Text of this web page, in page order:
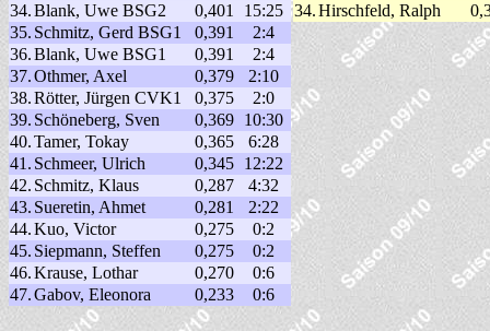
34.Blank, Uwe BSG2 0,401 15:25 34.Hirschfeld, Ralph
35. Schmitz, Gerd BSG1 0,391
2:4
36.Blank, Uwe BSG1 0,391
2:4
37.Othmer, Axel 0,379
2:10
38.Rötter, Jürgen CVK1 0,375
2:0
39. Schöneberg, Sven 0,369 10:30
40.Tamer, Tokay 0,365
6:28
41. Schmeer, Ulrich 0,345 12:22
42. Schmitz, Klaus 0,287
4:32
43. Sueretin, Ahmet 0,281
2:22
44.Kuo, Victor 0,275
0:2
45. Siepmann, Steffen 0,275
0:2
46.Krause, Lothar 0,270
0:6
47.Gabov, Eleonora 0,233 0:6